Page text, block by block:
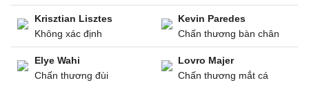
Krisztian Lisztes
Không xác định
Kevin Paredes
Chấn thương bàn chân
Elye Wahi
Chấn thương đùi
Lovro Majer
Chấn thương mắt cá